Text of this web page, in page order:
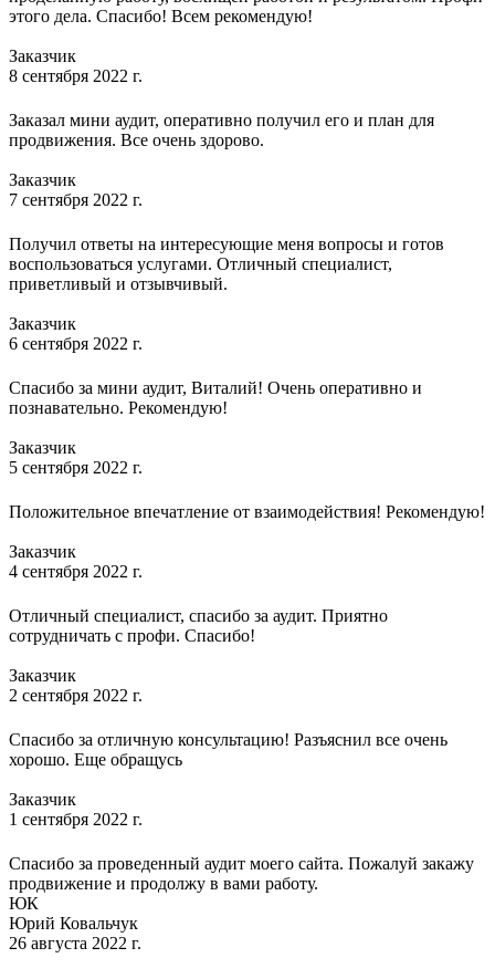
этого дела. Спасибо! Всем рекомендую!
Заказчик
8 сентября 2022 г.
Заказал мини аудит, оперативно получил его и план для
продвижения. Все очень здорово.
Заказчик
7 сентября 2022 г.
Получил ответы на интересующие меня вопросы и готов
воспользоваться услугами. Отличный специалист,
приветливый и отзывчивый.
Заказчик
6 сентября 2022 г.
Спасибо за мини аудит, Виталий! Очень оперативно и
познавательно. Рекомендую!
Заказчик
5 сентября 2022 г.
Положительное впечатление от взаимодействия! Рекомендую!
Заказчик
4 сентября 2022 г.
Отличный специалист, спасибо за аудит. Приятно
сотрудничать с профи. Спасибо!
Заказчик
2 сентября 2022 г.
Спасибо за отличную консультацию! Разъяснил все очень
хорошо. Еще обращусь
Заказчик
1 сентября 2022 г.
Спасибо за проведенный аудит моего сайта. Пожалуй закажу
продвижение и продолжу в вами работу.
ЮК
Юрий Ковальчук
26 августа 2022 г.